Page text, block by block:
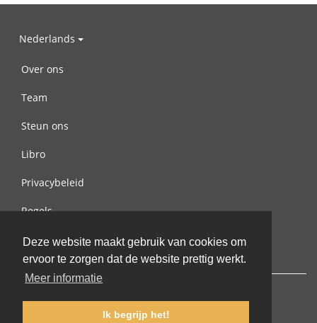
Deze website maakt gebruik van cookies om
ervoor te zorgen dat de website prettig werkt.
Meer informatie
Ik begrijp het!
Nederlands
Over ons
Team
Steun ons
Libro
Privacybeleid
Regels
Contact met ons opnemen